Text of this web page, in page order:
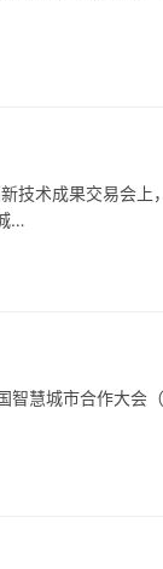
术成果交易会上
…
智慧城市合作大